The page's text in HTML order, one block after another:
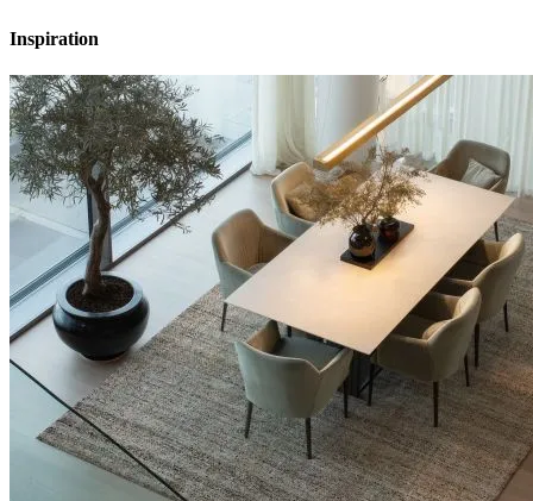
Inspiration